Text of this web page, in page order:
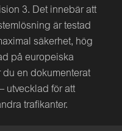
3. Det innebär att
är testad
säkerhet, hög
på europeiska
du en dokumenterat
utvecklad för att
trafikanter.